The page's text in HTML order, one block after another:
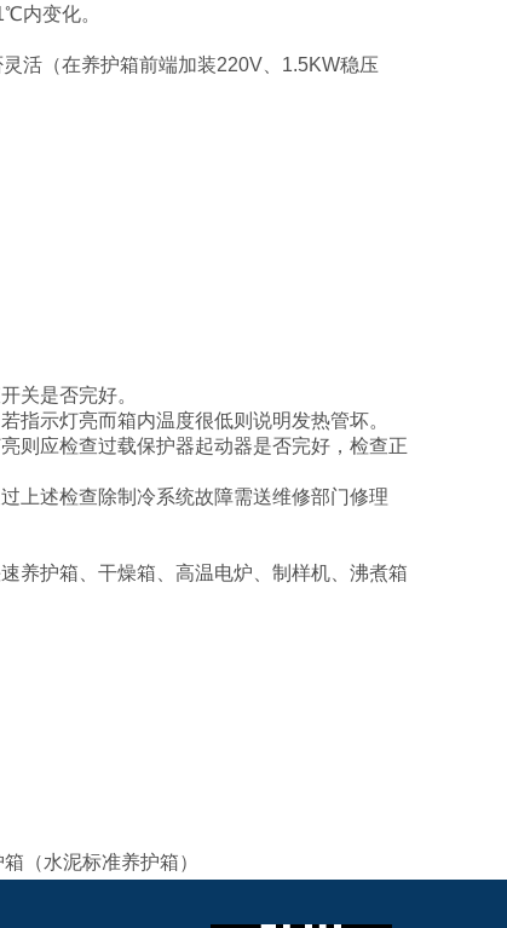
内变化。
活（在养护箱前端加装220V、1.5KW稳压
关是否完好。
指示灯亮而箱内温度很低则说明发热管坏。
则应检查过载保护器起动器是否完好，检查正
上述检查除制冷系统故障需送维修部门修理
养护箱、干燥箱、高温电炉、制样机、沸煮箱
（水泥标准养护箱）